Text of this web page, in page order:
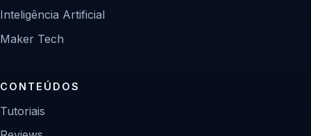
Inteligência Artificial
Maker Tech
CONTEÚDOS
Tutoriais